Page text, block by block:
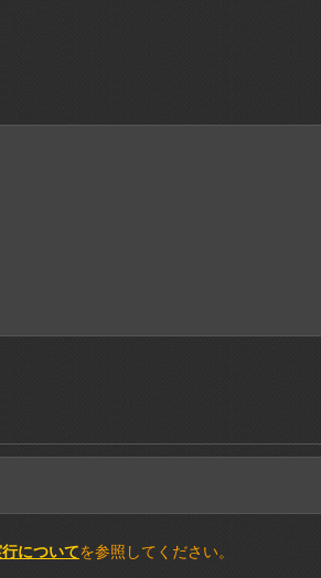
についてを参照してください。